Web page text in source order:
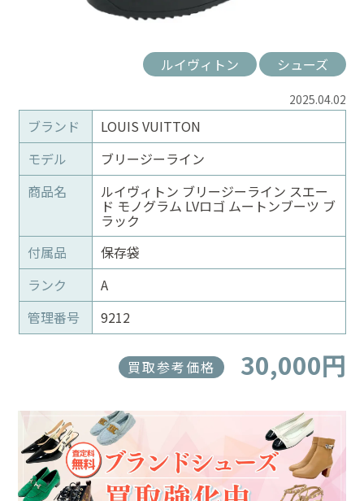
ルイヴィトン シューズ
2025.04.02
ブランド
LOUIS VUITTON
モデル
ブリージーライン
商品名
ルイヴィトン ブリージーライン スエー
ド モノグラム LVロゴ ムートンブーツ ブ
ラック
付属品
保存袋
ランク
A
管理番号
9212
買取参考価格 30,000円